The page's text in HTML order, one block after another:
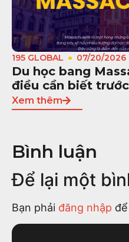
195 GLOBAL 07/20/2026
Du học bang
điều cần biết
Xem thêm
Bình luận
Để lại một
Bạn phải đăng nhập